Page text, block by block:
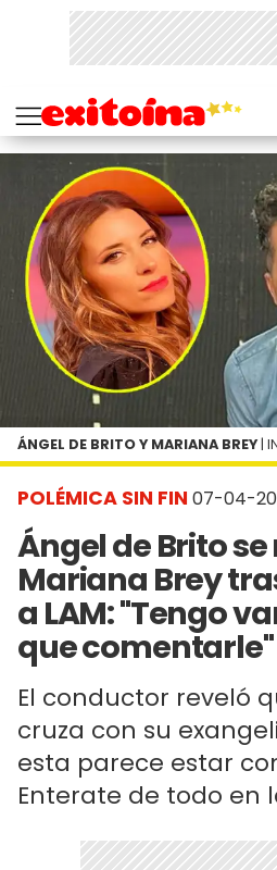
POLÉMICA SIN FIN 07-04-
Ángel de Brito
Mariana Brey
a LAM: "Tengo
que comentarle"
El conductor reveló
cruza con su
esta parece estar
Enterate de todo en
ÁNGEL DE BRITO Y MARIANA BREY|